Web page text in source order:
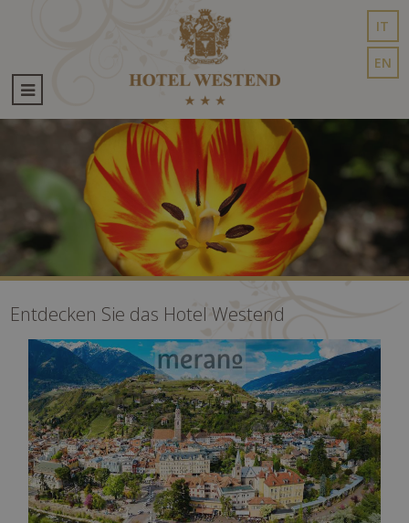
IT
EN
Entdecken Sie das Hotel Westend